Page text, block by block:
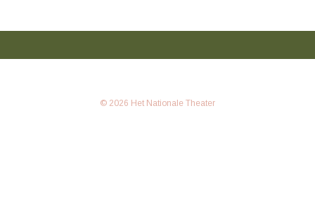
© 2026 Het Nationale Theater